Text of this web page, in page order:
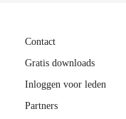
Contact
Gratis downloads
Inloggen voor leden
Partners